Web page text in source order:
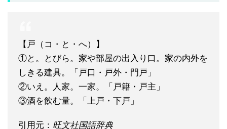
【戸（コ・と・へ）】
①と。とびら。家や部屋の出入り口。家の内外を
しきる建具。「戸口・戸外・門戸」
②いえ。人家。一家。「戸籍・戸主」
③酒を飲む量。「上戸・下戸」
引用元： 旺文社国語辞典